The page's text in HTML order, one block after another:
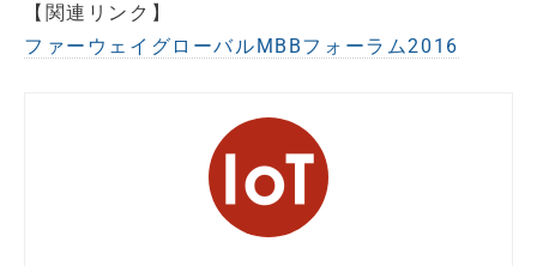
【関連リンク】
ファーウェイグローバルMBBフォーラム2016